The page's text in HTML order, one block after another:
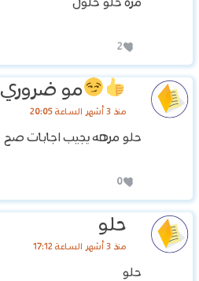
مره حلو حلول
2
مو ضروري
منذ 3 أشهر الساعة 20:05
حلو مرهه يجيب اجابات صح
0
حلو
منذ 3 أشهر الساعة 17:12
حلو